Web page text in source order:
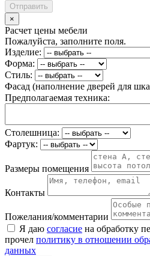
Отправить
×
Расчет цены мебели
Пожалуйста, заполните поля.
Изделие:
Форма:
Стиль:
Фасад (наполнение дверей для
Предполагаемая техника:
Столешница:
Фартук:
Размеры помещения
Контакты
Пожелания/комментарии
Я даю согласие на обработку
прочел политику в отношении
данных